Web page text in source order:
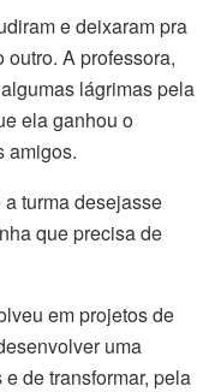
e deixaram pra
A professora,
lágrimas pela
ela ganhou o
amigos.
turma desejasse
que precisa de
em projetos de
uma
de transformar, pela